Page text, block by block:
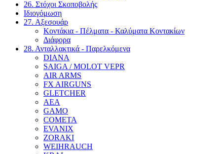
26. Στόχοι Σκοποβολής
Ιδιογόμωση
27. Αξεσουάρ
Κοντάκια - Πέλματα - Καλύματα Κοντακίων
Διάφορα
28. Ανταλλακτικά - Παρελκόμενα
DIANA
SAIGA / MOLOT VEPR
AIR ARMS
FX AIRGUNS
GLETCHER
AEA
GAMO
COMETA
EVANIX
ZORAKI
WEIHRAUCH